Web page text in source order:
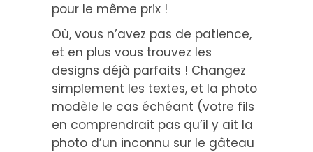
pour le même prix !
Où, vous n’avez pas de patience,
et en plus vous trouvez les
designs déjà parfaits ! Changez
simplement les textes, et la photo
modèle le cas échéant (votre fils
en comprendrait pas qu’il y ait la
photo d’un inconnu sur le gâteau